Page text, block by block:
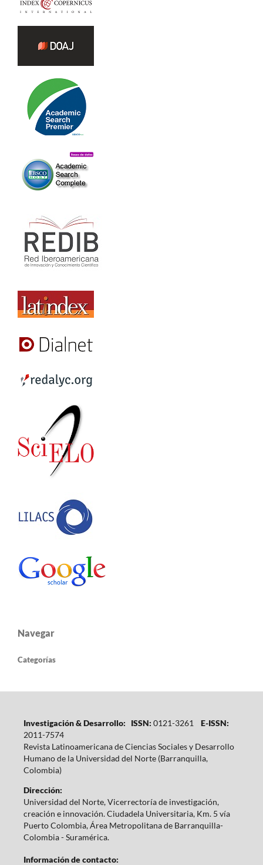
Navegar
Categorías
Investigación & Desarrollo: ISSN: 0121-3261
E-ISSN:
2011-7574
Revista Latinoamericana de Ciencias Sociales y Desarrollo
Humano de la Universidad del Norte (Barranquilla,
Colombia)
Dirección:
Universidad del Norte, Vicerrectoría de investigación,
creación e innovación. Ciudadela Universitaria, Km. 5 vía
Puerto Colombia, Área Metropolitana de Barranquilla-
Colombia - Suramérica.
Información de contacto: